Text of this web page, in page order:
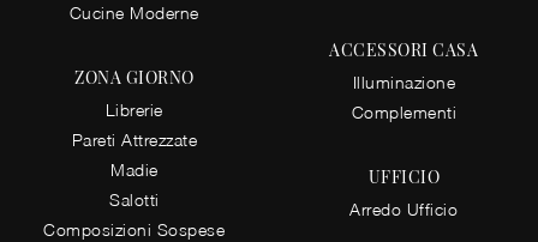
Cucine Moderne
ZONA GIORNO
Librerie
Pareti Attrezzate
Madie
Salotti
Composizioni Sospese
ACCESSORI CASA
Illuminazione
Complementi
UFFICIO
Arredo Ufficio